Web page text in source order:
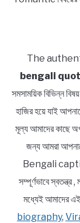
The
bengali
সমসাময়িক বিভিন্ন
হাজির হয়ে যাই
মূল্য আমাদের কাছে
জন্য আমরা
Bengali
সম্পূর্ণভাবে স্বতন্ত্র
মধ্যেই আমাদের
biography,